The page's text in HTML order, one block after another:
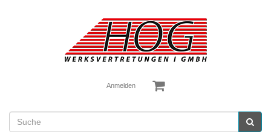
Anmelden